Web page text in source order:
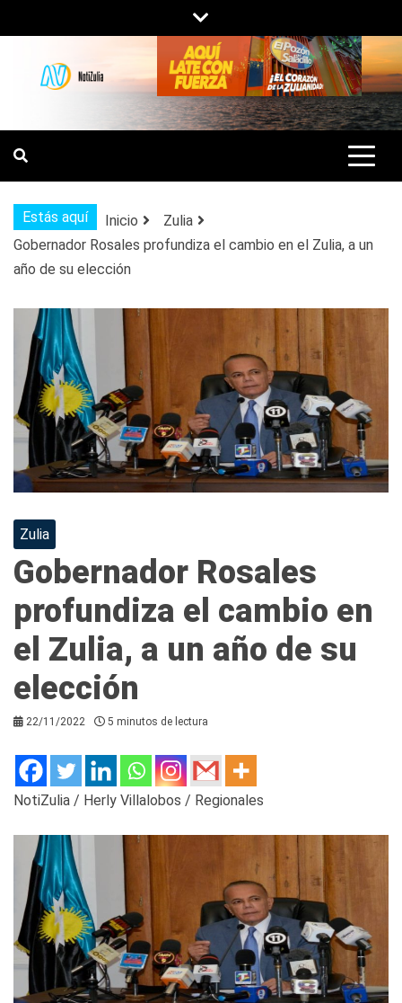
al
contenido
NOTIZULIA
NOTICIAS DEL ZULIA, VENEZUELA Y
DE INTERÉS GENERAL.
Estás aquí Inicio
Zulia
Gobernador Rosales profundiza el cambio en el Zulia, a un
año de su elección
Zulia
Gobernador Rosales
profundiza el cambio en
el Zulia, a un año de su
elección
22/11/2022 5 minutos de lectura
NotiZulia / Herly Villalobos / Regionales